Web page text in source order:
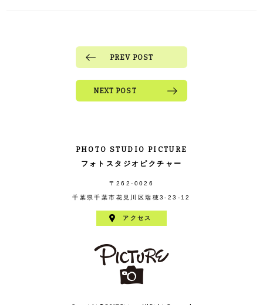
PREV POST
NEXT POST
PHOTO STUDIO PICTURE
フォトスタジオピクチャー
〒262-0026
千葉県千葉市花見川区瑞穂3-23-12
アクセス